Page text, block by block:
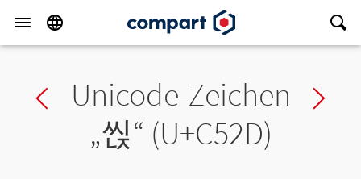
Previous char
Unicode-Zeichen
„씭“ (U+C52D)